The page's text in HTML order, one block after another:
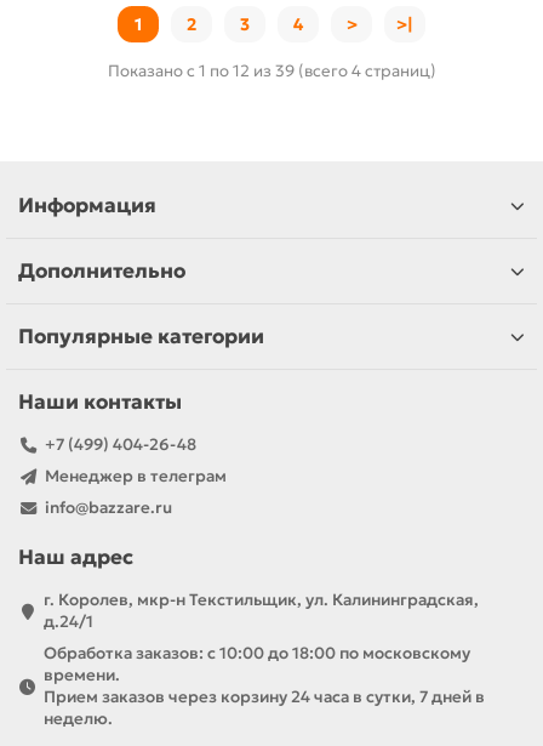
1 2 3 4 > >|
Показано с 1 по 12 из 39 (всего 4 страниц)
Информация
Дополнительно
Популярные категории
Наши контакты
+7 (499) 404-26-48
Менеджер в телеграм
info@bazzare.ru
Наш адрес
г. Королев, мкр-н Текстильщик, ул. Калининградская,
д.24/1
Обработка заказов: с 10:00 до 18:00 по московскому
времени.
Прием заказов через корзину 24 часа в сутки, 7 дней в
неделю.